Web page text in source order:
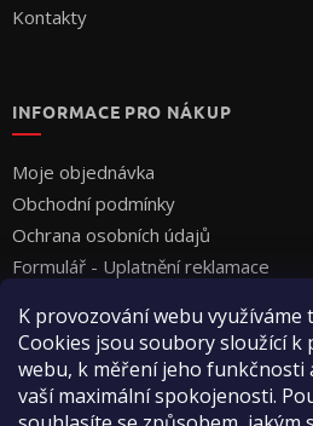
K provozování webu využíváme
Cookies jsou soubory sloužící
webu, k měření jeho funkčnosti
vaší maximální spokojenosti.
Kontakty
INFORMACE PRO NÁKUP
Moje objednávka
Obchodní podmínky
Ochrana osobních údajů
Formulář - Uplatnění reklamace